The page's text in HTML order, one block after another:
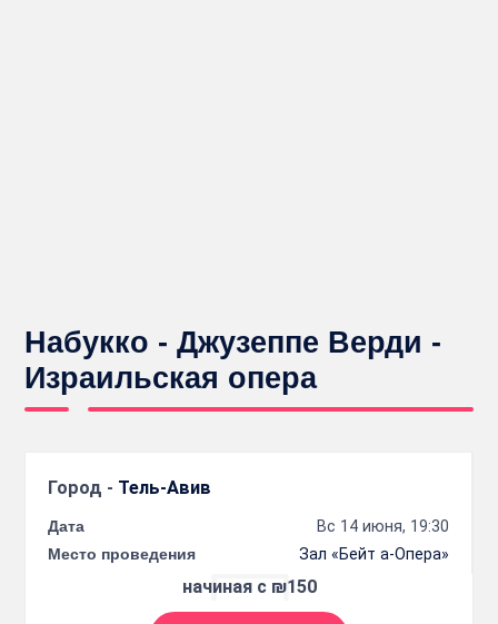
Набукко - Джузеппе Верди -
Израильская опера
Город - Тель-Авив
Дата
Вс 14 июня, 19:30
Место проведения
Зал «Бейт а-Опера»
начиная с ₪150